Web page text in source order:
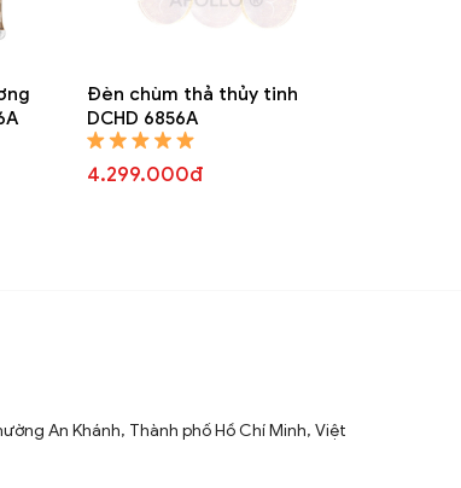
Đèn chùm thả thủy tinh
DCHD 6856A
4.299.000đ
An Khánh, Thành phố Hồ Chí Minh, Việt